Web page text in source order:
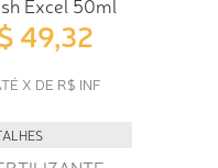
Excel 50ml
49,32
X DE R$ INF